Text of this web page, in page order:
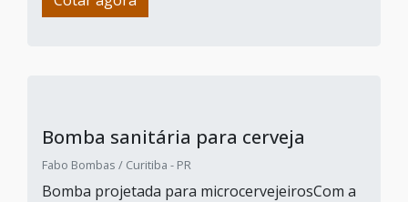
Bomba sanitária para cerveja
Fabo Bombas / Curitiba - PR
Bomba projetada para microcervejeirosCom a